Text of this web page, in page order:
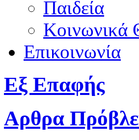
Παιδεία
Κοινωνικά
Επικοινωνία
Εξ Επαφής
Αρθρα